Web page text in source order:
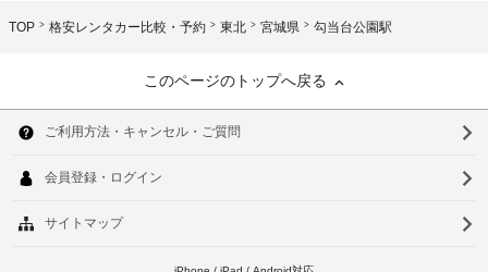
TOP 格安レンタカー比較・予約 東北 宮城県 勾当台公園駅
このページのトップへ戻る